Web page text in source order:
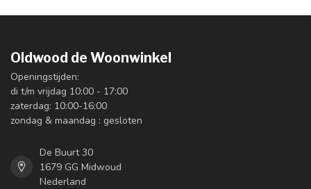
Oldwood de Woonwinkel
Openingstijden:
di t/m vrijdag 10:00 - 17:00
zaterdag: 10:00-16:00
zondag & maandag : gesloten
De Buurt 30
1679 GG Midwoud
Nederland